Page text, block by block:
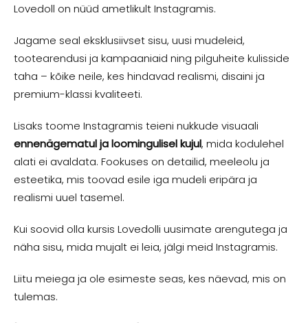
Lovedoll on nüüd ametlikult Instagramis.
Jagame seal eksklusiivset sisu, uusi mudeleid,
tootearendusi ja kampaaniaid ning pilguheite kulisside
taha – kõike neile, kes hindavad realismi, disaini ja
premium-klassi kvaliteeti.
Lisaks toome Instagramis teieni nukkude visuaali
ennenägematul ja loomingulisel kujul, mida kodulehel
alati ei avaldata. Fookuses on detailid, meeleolu ja
esteetika, mis toovad esile iga mudeli eripära ja
realismi uuel tasemel.
Kui soovid olla kursis Lovedolli uusimate arengutega ja
näha sisu, mida mujalt ei leia, jälgi meid Instagramis.
Liitu meiega ja ole esimeste seas, kes näevad, mis on
tulemas.